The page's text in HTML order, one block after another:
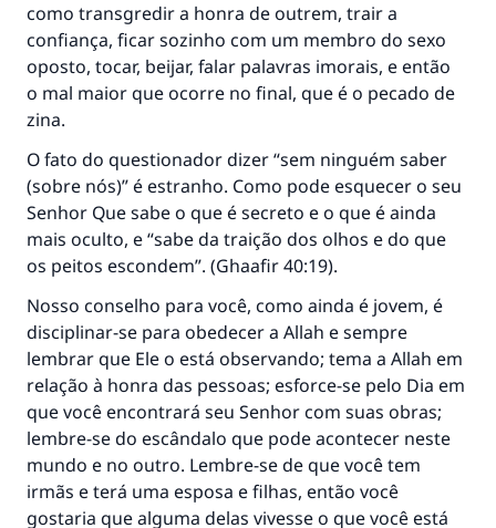
como transgredir a honra de outrem, trair a
confiança, ficar sozinho com um membro do sexo
oposto, tocar, beijar, falar palavras imorais, e então
o mal maior que ocorre no final, que é o pecado de
zina.
O fato do questionador dizer “sem ninguém saber
(sobre nós)” é estranho. Como pode esquecer o seu
Senhor Que sabe o que é secreto e o que é ainda
mais oculto, e“sabe da traição dos olhos e do que
os peitos escondem”. (Ghaafir 40:19).
Nosso conselho para você, como ainda é jovem, é
disciplinar-se para obedecer a Allah e sempre
lembrar que Ele o está observando; tema a Allah em
relação à honra das pessoas; esforce-se pelo Dia em
que você encontrará seu Senhor com suas obras;
lembre-se do escândalo que pode acontecer neste
mundo e no outro. Lembre-se de que você tem
irmãs e terá uma esposa e filhas, então você
gostaria que alguma delas vivesse o que você está